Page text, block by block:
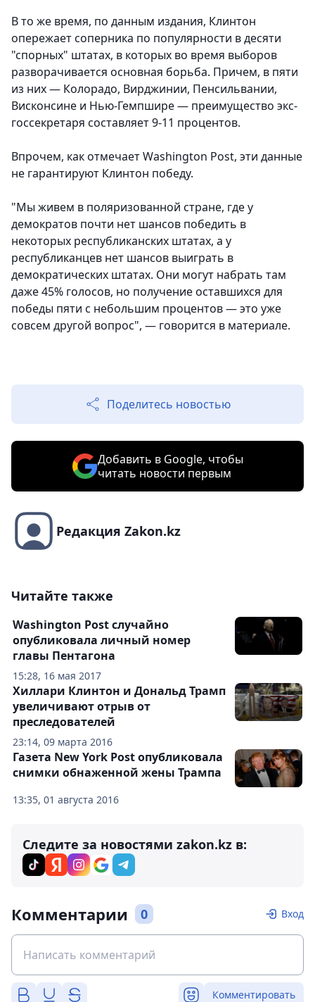
В то же время, по данным издания, Клинтон
опережает соперника по популярности в десяти
"спорных" штатах, в которых во время выборов
разворачивается основная борьба. Причем, в пяти
из них — Колорадо, Вирджинии, Пенсильвании,
Висконсине и Нью-Гемпшире — преимущество экс-
госсекретаря составляет 9-11 процентов.
Впрочем, как отмечает Washington Post, эти данные
не гарантируют Клинтон победу.
"Мы живем в поляризованной стране, где у
демократов почти нет шансов победить в
некоторых республиканских штатах, а у
республиканцев нет шансов выиграть в
демократических штатах. Они могут набрать там
даже 45% голосов, но получение оставшихся для
победы пяти с небольшим процентов — это уже
совсем другой вопрос", — говорится в материале.
Поделитесь новостью
Добавить в Google, чтобы
читать новости первым
Редакция Zakon.kz
Читайте также
15:28, 16 мая 2017
Washington Post случайно
опубликовала личный номер
главы Пентагона
23:14, 09 марта 2016
Хиллари Клинтон и Дональд Трамп
увеличивают отрыв от
преследователей
13:35, 01 августа 2016
Газета New York Post опубликовала
снимки обнаженной жены Трампа
Следите за новостями zakon.kz в:
Комментарии 0 Вход
Комментировать